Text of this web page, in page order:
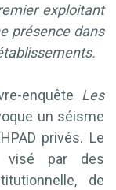
exploitant
présence dans
enquête Les
un séisme
privés. Le
visé par des
de